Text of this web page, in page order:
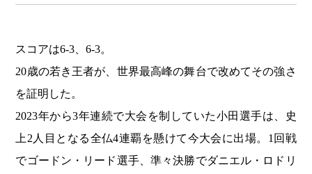
スコアは6-3、6-3。
20歳の若き王者が、世界最高峰の舞台で改めてその強さ
を証明した。
2023年から3年連続で大会を制していた小田選手は、史
上2人目となる全仏4連覇を懸けて今大会に出場。1回戦
でゴードン・リード選手、準々決勝でダニエル・ロドリ